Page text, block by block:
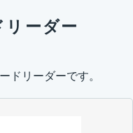
ーダー
ドリーダーです。